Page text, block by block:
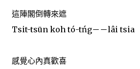
這陣閣倒轉來遮
Tsit-tsūn koh tó-tńg－－lâi tsia
感覺心內真歡喜